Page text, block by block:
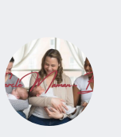
Cercle Maman-Bébé